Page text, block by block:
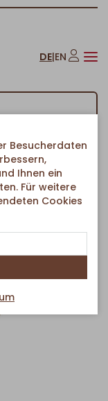
DE|EN
mit Salz
Besucherdaten
Ihnen ein
Für weitere
Cookies